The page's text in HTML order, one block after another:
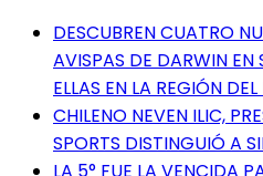
DESCUBREN CUATRO
AVISPAS DE DARWIN EN
ELLAS EN LA REGIÓN
CHILENO NEVEN ILIC,
SPORTS DISTINGUIÓ A
LA 5° FUE LA VENCIDA